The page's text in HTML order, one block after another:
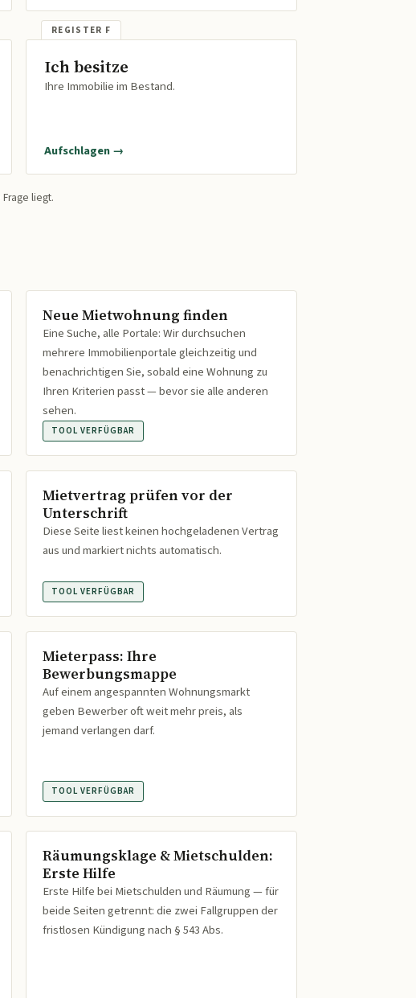
Ich besitze
Ihre Immobilie im Bestand.
Aufschlagen →
liegt.
Neue Mietwohnung finden
Eine Suche, alle Portale: Wir durchsuchen
mehrere Immobilienportale gleichzeitig und
benachrichtigen Sie, sobald eine Wohnung zu
Ihren Kriterien passt — bevor sie alle anderen
sehen.
TOOL VERFÜGBAR
Mietvertrag prüfen vor der
Unterschrift
Diese Seite liest keinen hochgeladenen Vertrag
aus und markiert nichts automatisch.
TOOL VERFÜGBAR
Mieterpass: Ihre
Bewerbungsmappe
Auf einem angespannten Wohnungsmarkt
geben Bewerber oft weit mehr preis, als
jemand verlangen darf.
TOOL VERFÜGBAR
Räumungsklage & Mietschulden:
Erste Hilfe
Erste Hilfe bei Mietschulden und Räumung — für
beide Seiten getrennt: die zwei Fallgruppen der
fristlosen Kündigung nach § 543 Abs.